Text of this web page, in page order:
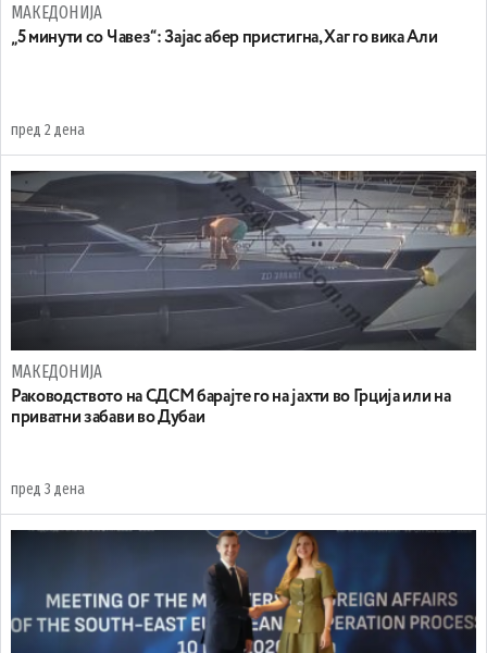
МАКЕДОНИЈА
„5 минути со Чавез“: Зајас абер пристигна, Хаг го вика Али
пред 2 дена
МАКЕДОНИЈА
Раководството на СДСМ барајте го на јахти во Грција или на
приватни забави во Дубаи
пред 3 дена